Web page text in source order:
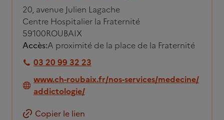
20, avenue Julien Lagache
Centre Hospitalier la Fraternité
59100ROUBAIX
Accès:A proximité de la place de la Fraternité
03 20 99 32 23
www.ch-roubaix.fr/nos-services/medecine/
addictologie/
Copier le lien